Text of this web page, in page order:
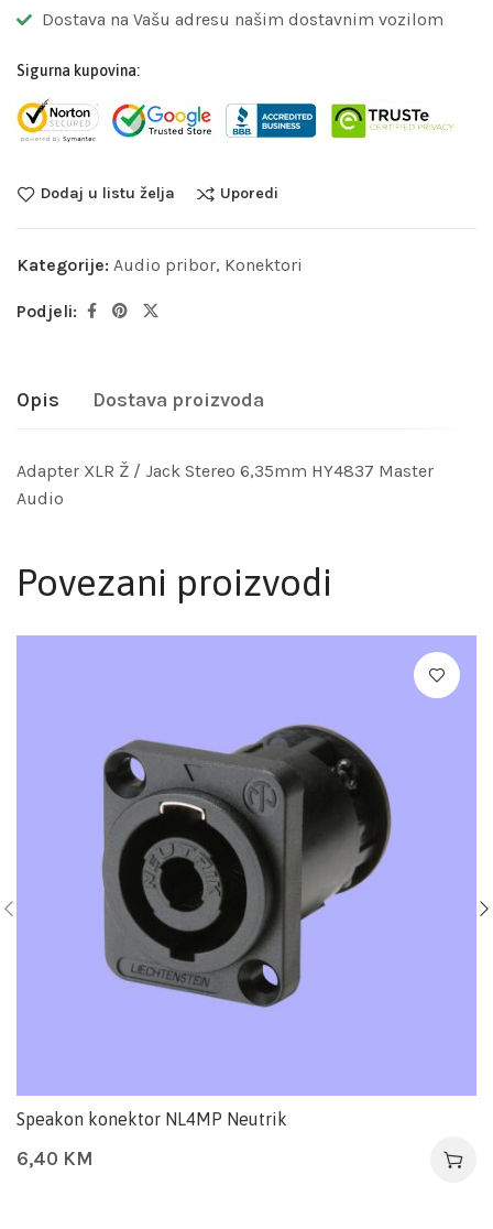
Dostava na Vašu adresu našim dostavnim vozilom
Sigurna kupovina:
Dodaj u listu želja Uporedi
Kategorije: Audio pribor, Konektori
Podjeli:
Opis Dostava proizvoda
Adapter XLR Ž / Jack Stereo 6,35mm HY4837 Master
Audio
Povezani proizvodi
Speakon konektor NL4MP Neutrik
6,40 KM